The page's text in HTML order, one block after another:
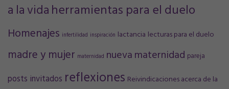
a la vidaherramientas para el duelo
Homenajes infertilidad inspiración lactancia lecturas para el duelo
madre y mujer maternidad nueva maternidad pareja
posts invitados reflexiones Reivindicaciones acerca de la